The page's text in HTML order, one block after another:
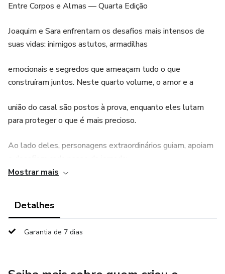
Entre Corpos e Almas — Quarta Edição
Joaquim e Sara enfrentam os desafios mais intensos de
suas vidas: inimigos astutos, armadilhas
emocionais e segredos que ameaçam tudo o que
construíram juntos. Neste quarto volume, o amor e a
união do casal são postos à prova, enquanto eles lutam
para proteger o que é mais precioso.
Ao lado deles, personagens extraordinários guiam, apoiam
Arthur Ramos, criador de tecnologias de
autoconhecimento, oferece ferramentas que expandem a
Mostrar mais
Detalhes
Garantia de 7 dias